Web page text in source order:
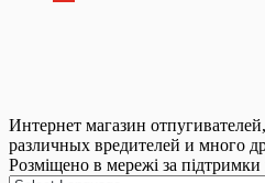
Интернет магазин
различных вредителей и много
Розміщено в мережі за підтримки